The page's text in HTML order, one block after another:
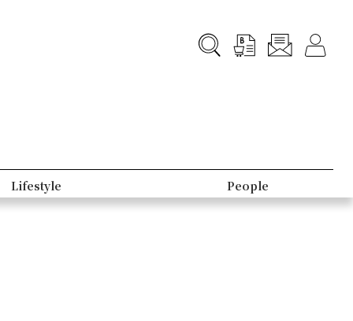
Lifestyle People